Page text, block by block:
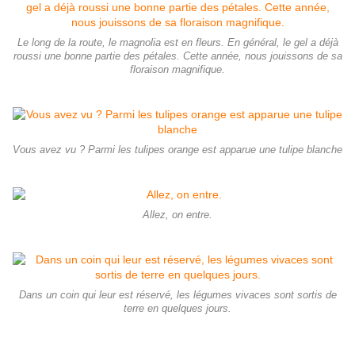
Le long de la route, le magnolia est en fleurs. En général, le gel a déjà
roussi une bonne partie des pétales. Cette année, nous jouissons de sa
floraison magnifique.
Vous avez vu ? Parmi les tulipes orange est apparue une tulipe blanche
Allez, on entre.
Dans un coin qui leur est réservé, les légumes vivaces sont sortis de
terre en quelques jours.